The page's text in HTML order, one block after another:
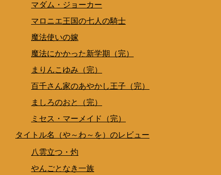
マダム・ジョーカー
マロニエ王国の七人の騎士
魔法使いの嫁
魔法にかかった新学期（完）
まりんこゆみ（完）
百千さん家のあやかし王子（完）
ましろのおと（完）
ミセス・マーメイド（完）
タイトル名（や～わ～を）のレビュー
八雲立つ・灼
やんごとなき一族